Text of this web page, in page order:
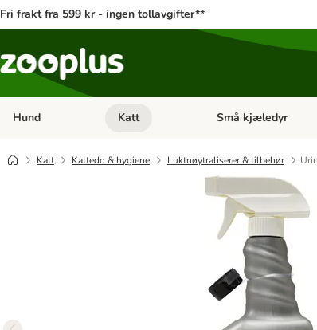
Fri frakt fra 599 kr - ingen tollavgifter**
Hund Åpne kategorimeny: Hund
Katt Åpne kategorimeny:
Små kjæledyr
Katt Kattedo & hygiene Luktnøytraliserer & tilbehør